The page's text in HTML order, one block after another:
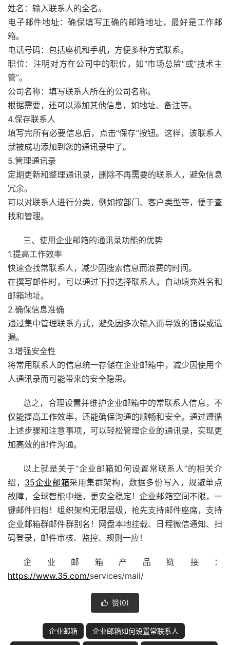
姓名：输入联系人的全名。
电子邮件地址：确保填写正确的邮箱地址，最好是工作邮
箱。
电话号码：包括座机和手机，方便多种方式联系。
职位：注明对方在公司中的职位，如“市场总监”或“技术主
管”。
公司名称：填写联系人所在的公司名称。
根据需要，还可以添加其他信息，如地址、备注等。
4.保存联系人
填写完所有必要信息后，点击“保存”按钮。这样，该联系人
就被成功添加到您的通讯录中了。
5.管理通讯录
定期更新和整理通讯录，删除不再需要的联系人，避免信息
冗余。
可以对联系人进行分类，例如按部门、客户类型等，便于查
找和管理。
三、使用企业邮箱的通讯录功能的优势
1.提高工作效率
快速查找常联系人，减少因搜索信息而浪费的时间。
在撰写邮件时，可以通过下拉选择联系人，自动填充姓名和
邮箱地址。
2.确保信息准确
通过集中管理联系方式，避免因多次输入而导致的错误或遗
漏。
3.增强安全性
将常用联系人的信息统一存储在企业邮箱中，减少因使用个
人通讯录而可能带来的安全隐患。
总之，合理设置并维护企业邮箱中的常联系人信息，不
仅能提高工作效率，还能确保沟通的顺畅和安全。通过遵循
上述步骤和注意事项，可以轻松管理企业的通讯录，实现更
加高效的邮件沟通。
以上就是关于“企业邮箱如何设置常联系人”的相关介
绍， 35企业邮箱采用集群架构，数据多份写入，规避单点
故障，全球智能中继，更安全稳定！企业邮箱空间不限，一
键邮件归档！组织架构无限层级，抢先支持邮件座席，支持
企业邮箱群邮件群别名！网盘本地挂载、日程微信通知、扫
码登录，邮件审核、监控、规则一应！
企业邮箱产品链接：
https://www.35.com/services/mail/
 赞(0)
企业邮箱 企业邮箱如何设置常联系人